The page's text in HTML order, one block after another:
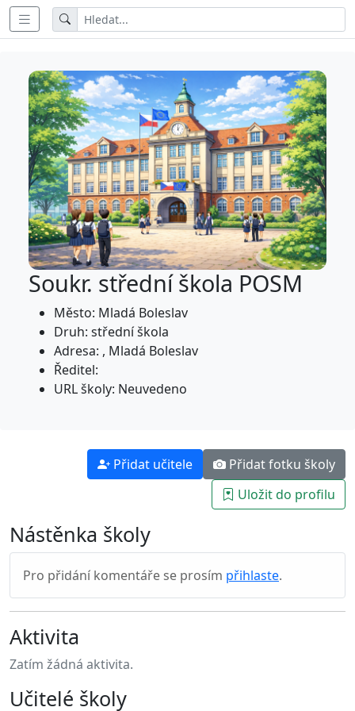
Soukr. střední škola POSM
Město: Mladá Boleslav
Druh: střední škola
Adresa: , Mladá Boleslav
Ředitel:
URL školy: Neuvedeno
Přidat učitele
Přidat fotku školy
Uložit do profilu
Nástěnka školy
Pro přidání komentáře se prosím přihlaste.
Aktivita
Zatím žádná aktivita.
Učitelé školy